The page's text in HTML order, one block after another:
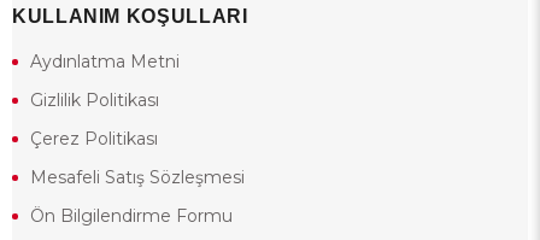
KULLANIM KOŞULLARI
Aydınlatma Metni
Gizlilik Politikası
Çerez Politikası
Mesafeli Satış Sözleşmesi
Ön Bilgilendirme Formu